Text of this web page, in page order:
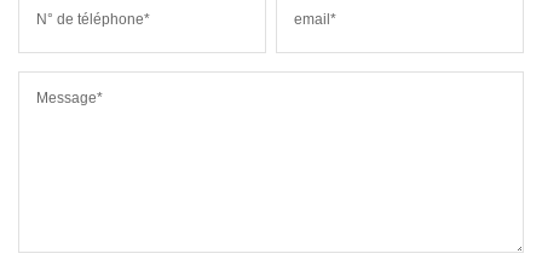
N° de téléphone* email*
Message*